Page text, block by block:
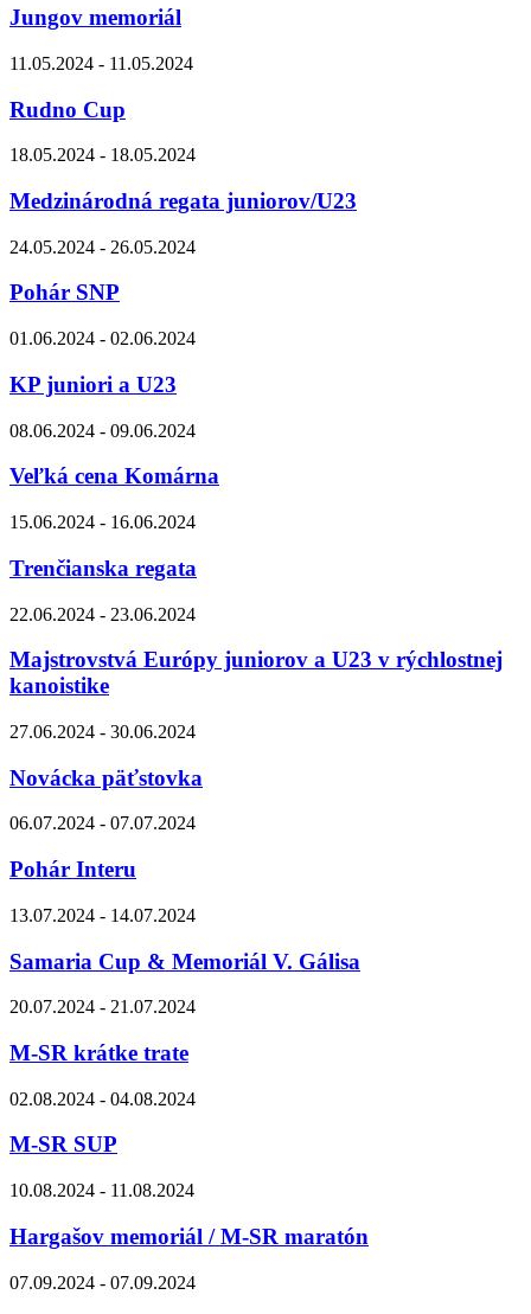
Jungov memoriál
11.05.2024 - 11.05.2024
Rudno Cup
18.05.2024 - 18.05.2024
Medzinárodná regata juniorov/U23
24.05.2024 - 26.05.2024
Pohár SNP
01.06.2024 - 02.06.2024
KP juniori a U23
08.06.2024 - 09.06.2024
Veľká cena Komárna
15.06.2024 - 16.06.2024
Trenčianska regata
22.06.2024 - 23.06.2024
Majstrovstvá Európy juniorov a U23 v rýchlostnej
kanoistike
27.06.2024 - 30.06.2024
Novácka päťstovka
06.07.2024 - 07.07.2024
Pohár Interu
13.07.2024 - 14.07.2024
Samaria Cup & Memoriál V. Gálisa
20.07.2024 - 21.07.2024
M-SR krátke trate
02.08.2024 - 04.08.2024
M-SR SUP
10.08.2024 - 11.08.2024
Hargašov memoriál / M-SR maratón
07.09.2024 - 07.09.2024